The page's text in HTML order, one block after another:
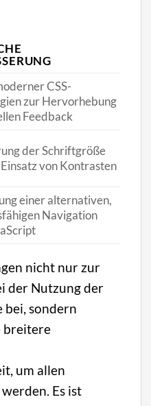
CSS-
zur Hervorhebung
Feedback
der Schriftgröße
von Kontrasten
einer alternativen,
Navigation
nicht nur zur
der Nutzung der
bei, sondern
breitere
um allen
Es ist